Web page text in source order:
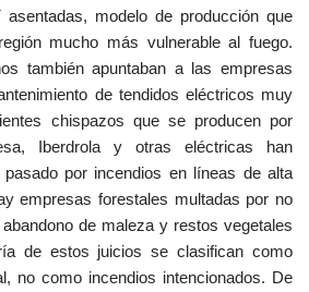
modelo de producción que
mucho más vulnerable al fuego.
también apuntaban a las empresas
de tendidos eléctricos muy
chispazos que se producen por
Iberdrola y otras eléctricas han
por incendios en líneas de alta
empresas forestales multadas por no
de maleza y restos vegetales
de estos juicios se clasifican como
no como incendios intencionados. De